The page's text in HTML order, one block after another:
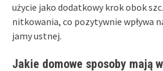
użycie jako dodatkowy krok obok
nitkowania, co pozytywnie wpływa
jamy ustnej.
Jakie domowe sposoby mają